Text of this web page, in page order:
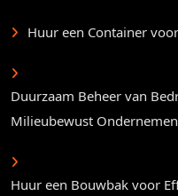
Huur een Container
Duurzaam Beheer van
Milieubewust Ondernemen
Huur een Bouwbak voor